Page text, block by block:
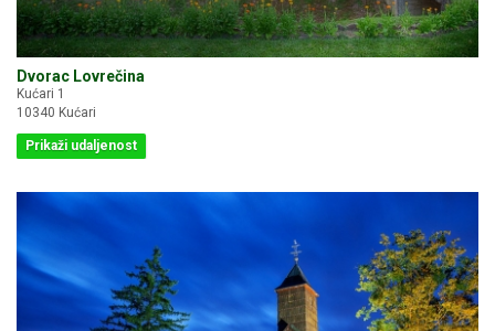
Dvorac Lovrečina
Kućari 1
10340 Kućari
Prikaži udaljenost